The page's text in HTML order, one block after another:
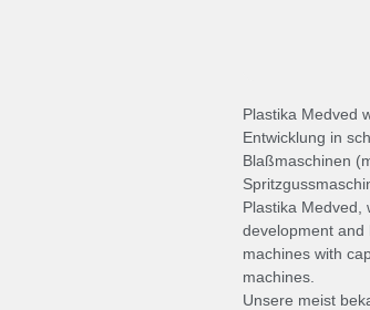
Plastika Medved
Entwicklung in
Blaßmaschinen
Plastika Medved,
development and
machines with
machines.
Unsere meist